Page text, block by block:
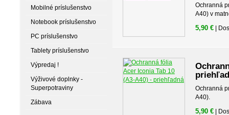
Mobilné príslušenstvo
Notebook príslušenstvo
PC príslušenstvo
Tablety príslušenstvo
Výpredaj !
Výživové doplnky -
Superpotraviny
Zábava
Ochranná
A40) v
5,90 € |
Ochranná
A40).
5,90 € |